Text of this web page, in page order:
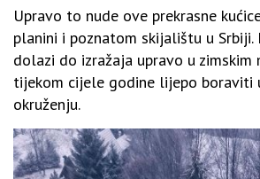
Upravo to nude ove prekrasne
planini i poznatom skijalištu u
dolazi do izražaja upravo u zimskim
tijekom cijele godine lijepo boraviti
okruženju.